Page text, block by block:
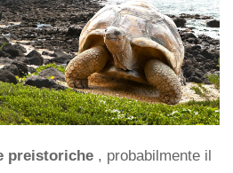
preistoriche , probabilmente il